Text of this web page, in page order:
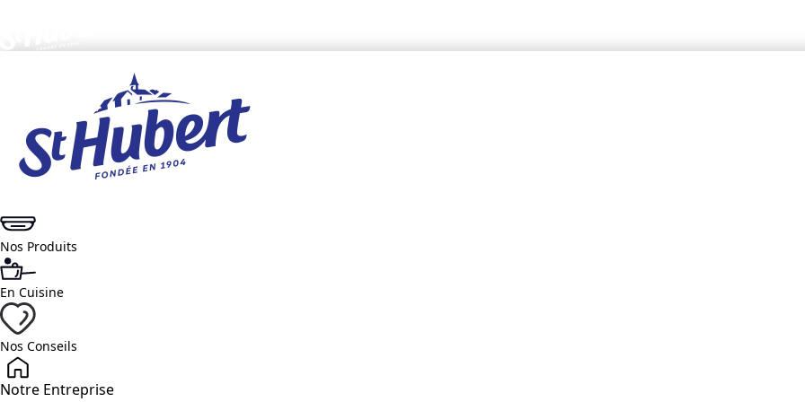
Nos Produits
En Cuisine
Nos Conseils
Notre Entreprise